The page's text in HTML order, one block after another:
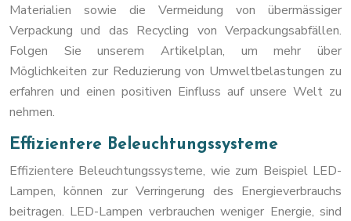
Materialien sowie die Vermeidung von übermässiger
Verpackung und das Recycling von Verpackungsabfällen.
Folgen Sie unserem Artikelplan, um mehr über
Möglichkeiten zur Reduzierung von Umweltbelastungen zu
erfahren und einen positiven Einfluss auf unsere Welt zu
nehmen.
Effizientere Beleuchtungssysteme
Effizientere Beleuchtungssysteme, wie zum Beispiel LED-
Lampen, können zur Verringerung des Energieverbrauchs
beitragen. LED-Lampen verbrauchen weniger Energie, sind